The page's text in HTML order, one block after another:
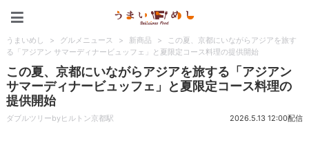
うまいめし > グルメニュース > 新商品 >
この夏、京都にいながらアジアを旅す
る「アジアン サマーディナービュッフェ」と夏限定コース料理の提供開始
この夏、京都にいながらアジアを旅する「アジアン
サマーディナービュッフェ」と夏限定コース料理の
提供開始
ダブルツリーbyヒルトン京都駅 2026.5.13 12:00配信